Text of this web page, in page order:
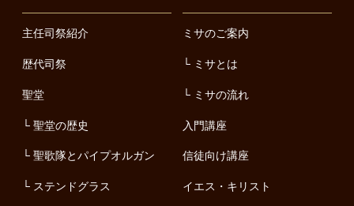
主任司祭紹介
歴代司祭
聖堂
聖堂の歴史
聖歌隊とパイプオルガン
ステンドグラス
ミサのご案内
ミサとは
ミサの流れ
入門講座
信徒向け講座
イエス・キリスト